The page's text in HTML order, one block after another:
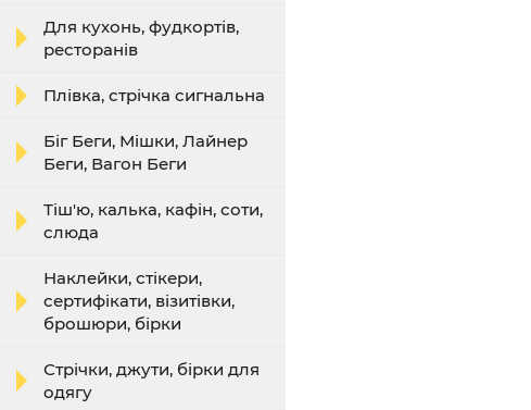
Для кухонь, фудкортів,
ресторанів
Плівка, стрічка сигнальна
Біг Беги, Мішки, Лайнер
Беги, Вагон Беги
Тіш'ю, калька, кафін, соти,
слюда
Наклейки, стікери,
сертифікати, візитівки,
брошюри, бірки
Стрічки, джути, бірки для
одягу